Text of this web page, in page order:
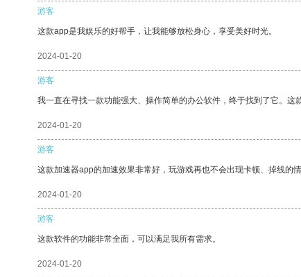
游客
这款app是我娱乐的好帮手，让我能够放松身心，享受美好时光。
2024-01-20
游客
我一直在寻找一款功能强大、操作简单的办公软件，终于找到了它。
2024-01-20
游客
这款加速器app的加速效果非常好，玩游戏再也不会出现卡顿、掉线的
2024-01-20
游客
这款软件的功能非常全面，可以满足我所有需求。
2024-01-20